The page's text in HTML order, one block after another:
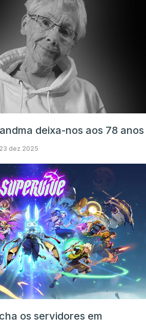
deixa-nos aos 78 anos
23 dez 2025
os servidores em